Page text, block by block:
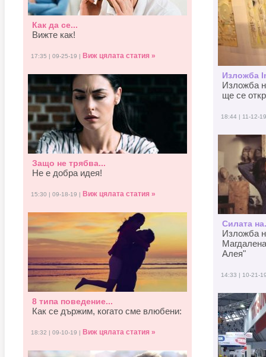
Как да се...
Вижте как!
17:35 | 09-25-19 | Виж цялата статия »
Защо не трябва...
Не е добра идея!
15:30 | 09-18-19 | Виж цялата статия »
8 типа поведение...
Как се държим, когато смe влюбени:
18:32 | 09-10-19 | Виж цялата статия »
Изложба
Изложба
ще се
18:44 | 11-12-
Силата
Изложба
Алея"
14:33 | 10-21-